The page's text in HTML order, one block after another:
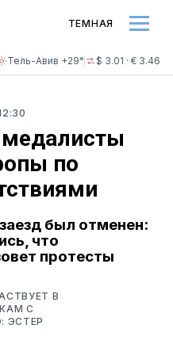
Тель-Авив +29° $ 3.01 · € 3.46
ТЕМНАЯ
медалисты
по
был отменен:
что
протесты
В
С
ЭСТЕР